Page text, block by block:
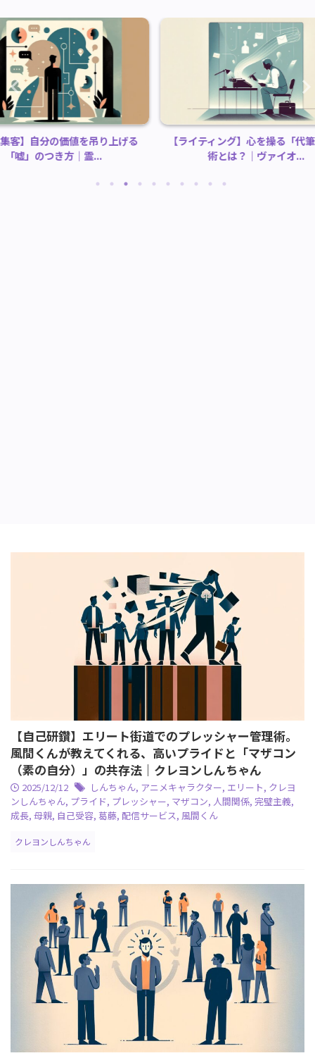
上げる
【ライティング】心を操る「代筆」の技
【復縁・
【自己研鑽】エリート街道でのプレッシャー管理術。
風間くんが教えてくれる、高いプライドと「マザコン
（素の自分）」の共存法｜クレヨンしんちゃん
2025/12/12 しんちゃん, アニメキャラクター, エリート, クレヨ
ンしんちゃん, プライド, プレッシャー, マザコン, 人間関係, 完璧主義,
成長, 母親, 自己受容, 葛藤, 配信サービス, 風間くん
クレヨンしんちゃん